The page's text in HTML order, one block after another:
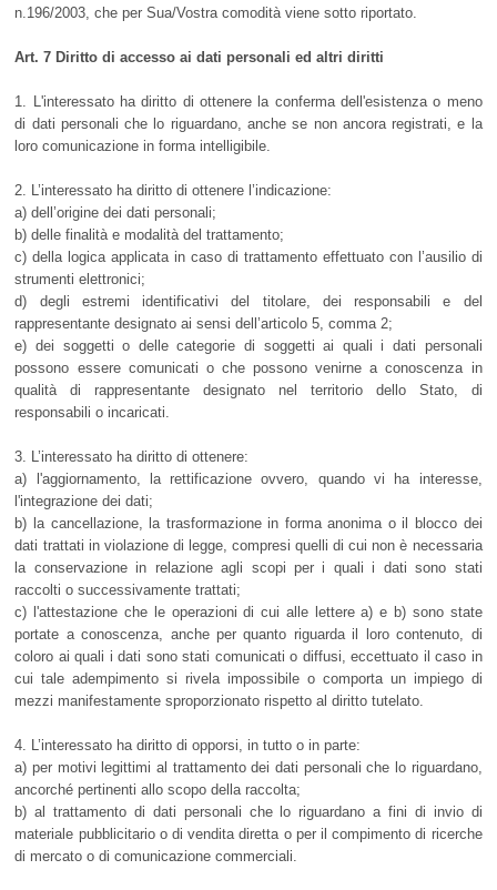
n.196/2003, che per Sua/Vostra comodità viene sotto riportato.
Art. 7 Diritto di accesso ai dati personali ed altri diritti
1. L'interessato ha diritto di ottenere la conferma dell'esistenza o meno
di dati personali che lo riguardano, anche se non ancora registrati, e la
loro comunicazione in forma intelligibile.
2. L’interessato ha diritto di ottenere l’indicazione:
a) dell’origine dei dati personali;
b) delle finalità e modalità del trattamento;
c) della logica applicata in caso di trattamento effettuato con l’ausilio di
strumenti elettronici;
d) degli estremi identificativi del titolare, dei responsabili e del
rappresentante designato ai sensi dell’articolo 5, comma 2;
e) dei soggetti o delle categorie di soggetti ai quali i dati personali
possono essere comunicati o che possono venirne a conoscenza in
qualità di rappresentante designato nel territorio dello Stato, di
responsabili o incaricati.
3. L’interessato ha diritto di ottenere:
a) l'aggiornamento, la rettificazione ovvero, quando vi ha interesse,
l'integrazione dei dati;
b) la cancellazione, la trasformazione in forma anonima o il blocco dei
dati trattati in violazione di legge, compresi quelli di cui non è necessaria
la conservazione in relazione agli scopi per i quali i dati sono stati
raccolti o successivamente trattati;
c) l'attestazione che le operazioni di cui alle lettere a) e b) sono state
portate a conoscenza, anche per quanto riguarda il loro contenuto, di
coloro ai quali i dati sono stati comunicati o diffusi, eccettuato il caso in
cui tale adempimento si rivela impossibile o comporta un impiego di
mezzi manifestamente sproporzionato rispetto al diritto tutelato.
4. L’interessato ha diritto di opporsi, in tutto o in parte:
a) per motivi legittimi al trattamento dei dati personali che lo riguardano,
ancorché pertinenti allo scopo della raccolta;
b) al trattamento di dati personali che lo riguardano a fini di invio di
materiale pubblicitario o di vendita diretta o per il compimento di ricerche
di mercato o di comunicazione commerciali.